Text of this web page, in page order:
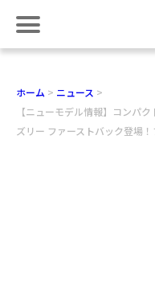
ホーム
ニュース
【ニューモデル情報】コンパ
ズリー ファーストバック登場